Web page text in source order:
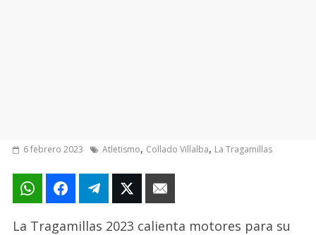
6 febrero 2023 Atletismo, Collado Villalba, La Tragamillas
La Tragamillas 2023 calienta motores para su